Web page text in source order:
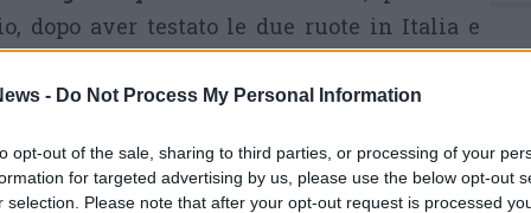
- Do Not Process My Personal Information
opt-out of the sale, sharing to third parties, or processing of your
for targeted advertising by us, please use the below opt-out
selection. Please note that after your opt-out request is processed
dopo aver testato le due ruote in Italia e
con “Cose mai viste” sarà, martedì 6
di Tempesta sul Monte Bianco, film di